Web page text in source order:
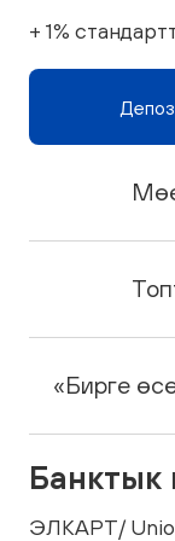
+ 1%
«Бирге
Банктык
ЭЛКАРТ/